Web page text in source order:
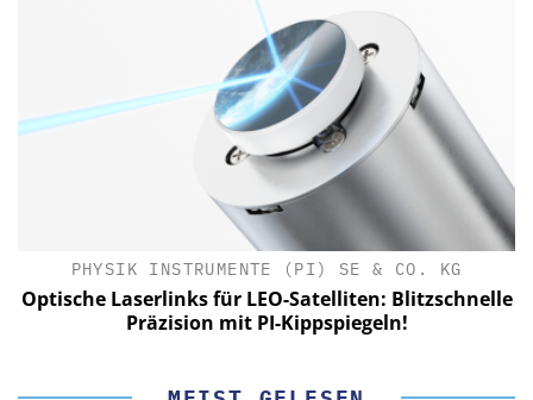
PHYSIK INSTRUMENTE (PI) SE & CO. KG
Optische Laserlinks für LEO-Satelliten: Blitzschnelle
Präzision mit PI-Kippspiegeln!